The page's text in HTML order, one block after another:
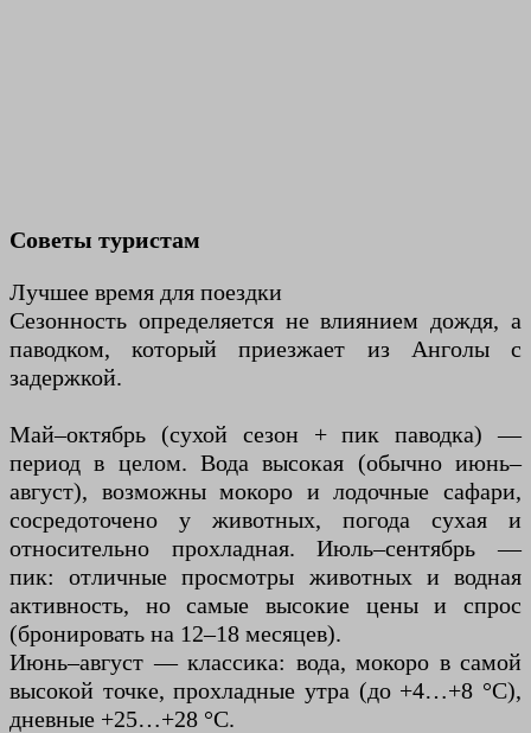
Советы туристам
Лучшее время для поездки
Сезонность определяется не влиянием дождя, а
паводком, который приезжает из Анголы с
задержкой.
Май–октябрь (сухой сезон + пик паводка) —
период в целом. Вода высокая (обычно июнь–
август), возможны мокоро и лодочные сафари,
сосредоточено у животных, погода сухая и
относительно прохладная. Июль–сентябрь —
пик: отличные просмотры животных и водная
активность, но самые высокие цены и спрос
(бронировать на 12–18 месяцев).
Июнь–август — классика: вода, мокоро в самой
высокой точке, прохладные утра (до +4…+8 °C),
дневные +25…+28 °C.